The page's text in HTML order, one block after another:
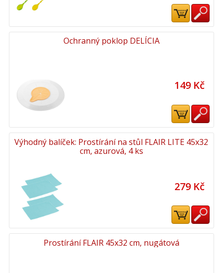
Ochranný poklop DELÍCIA
149 Kč
Výhodný balíček: Prostírání na stůl FLAIR LITE 45x32
cm, azurová, 4 ks
279 Kč
Prostírání FLAIR 45x32 cm, nugátová